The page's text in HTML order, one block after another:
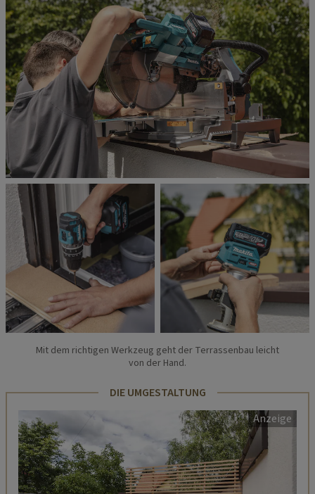
Mit dem richtigen Werkzeug geht der Terrassenbau leicht
von der Hand.
DIE UMGESTALTUNG